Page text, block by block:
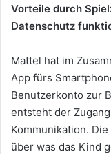
Vorteile durch
Datenschutz
Mattel hat im
App fürs
Benutzerkonto zur
entsteht der
Kommunikation.
über was das Kind